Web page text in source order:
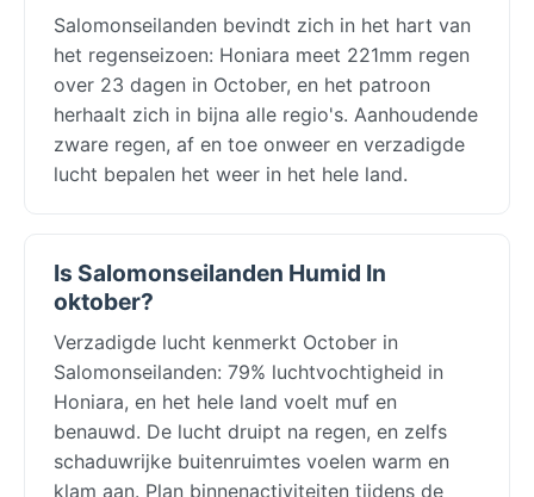
Salomonseilanden bevindt zich in het hart van
het regenseizoen: Honiara meet 221mm regen
over 23 dagen in October, en het patroon
herhaalt zich in bijna alle regio's. Aanhoudende
zware regen, af en toe onweer en verzadigde
lucht bepalen het weer in het hele land.
Is Salomonseilanden Humid In
oktober?
Verzadigde lucht kenmerkt October in
Salomonseilanden: 79% luchtvochtigheid in
Honiara, en het hele land voelt muf en
benauwd. De lucht druipt na regen, en zelfs
schaduwrijke buitenruimtes voelen warm en
klam aan. Plan binnenactiviteiten tijdens de